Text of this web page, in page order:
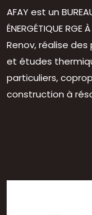
AFAY est un
ÉNERGÉTIQUE
Renov, réalise
et études
particuliers,
construction à